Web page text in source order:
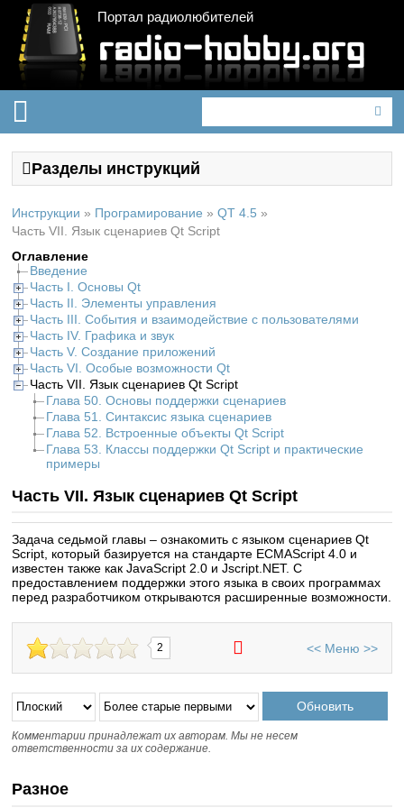
Портал радиолюбителей
Разделы инструкций
Инструкции » Програмирование » QT 4.5 »
Часть VII. Язык сценариев Qt Script
Оглавление
Введение
Часть I. Основы Qt
Часть II. Элементы управления
Часть III. События и взаимодействие с пользователями
Часть IV. Графика и звук
Часть V. Создание приложений
Часть VI. Особые возможности Qt
Часть VII. Язык сценариев Qt Script
Глава 50. Основы поддержки сценариев
Глава 51. Синтаксис языка сценариев
Глава 52. Встроенные объекты Qt Script
Глава 53. Классы поддержки Qt Script и практические
примеры
Часть VII. Язык сценариев Qt Script
Задача седьмой главы – ознакомить с языком сценариев Qt
Script, который базируется на стандарте ECMAScript 4.0 и
известен также как JavaScript 2.0 и Jscript.NET. С
предоставлением поддержки этого языка в своих программах
перед разработчиком открываются расширенные возможности.
2 << Меню >>
Комментарии принадлежат их авторам. Мы не несем
ответственности за их содержание.
Разное